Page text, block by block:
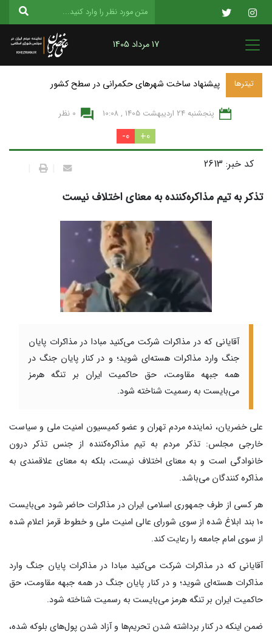
17 مرداد 1405
تیترها پیشنهاد ساخت شهرهای حکمرانی در سطح کشور
پنجشنبه 24 ارديبهشت 1405 , 10:08 0 نظر
0+
0-
کد خبر: 2613
تذکر به تیم مذاکره‌کننده به معنای اختلاف نیست
آقایانی که در مذاکرات شرکت می‌کنید مبادا در مذاکرات پایان
جنگ وارد مذاکرات هسته‌ای شوید؛ و در کنار پایان جنگ در
همه جبهه مقاومت، حق حاکمیت ایران بر تنگه هرمز
می‌بایست به رسمیت شناخته شود.
علی خضریان، نماینده مردم تهران و عضو کمیسیون امنیت ملی و سیاست
خارجی مجلس: تذکر مردم به تیم مذاکره‌کننده از جنس تذکر درون
خانوادگی است و به معنای اختلاف نیست، بلکه به معنای علاقمندی به
مذاکره کنندگان می‌باشد.
هر کسی از طرف جمهوری اسلامی ایران در مذاکرات حاضر شود می‌بایست
۱۰ بند ابلاغ شده از سوی شورای عالی امنیت ملی و خطوط قرمز اعلام شده
از سوی امام جامعه را رعایت کند.
آقایانی که در مذاکرات شرکت می‌کنید مبادا در مذاکرات پایان جنگ وارد
مذاکرات هسته‌ای شوید؛ و در کنار پایان جنگ در همه جبهه مقاومت، حق
حاکمیت ایران بر تنگه هرمز می‌بایست به رسمیت شناخته شود.
ضمن اینکه در کنار برداشته شدن تحریم‌ها و آزاد شدن پول‌های بلوکه شده،